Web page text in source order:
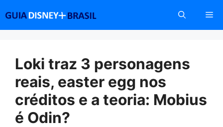
conteúdo
Loki traz 3 personagens
reais, easter egg nos
créditos e a teoria: Mobius
é Odin?